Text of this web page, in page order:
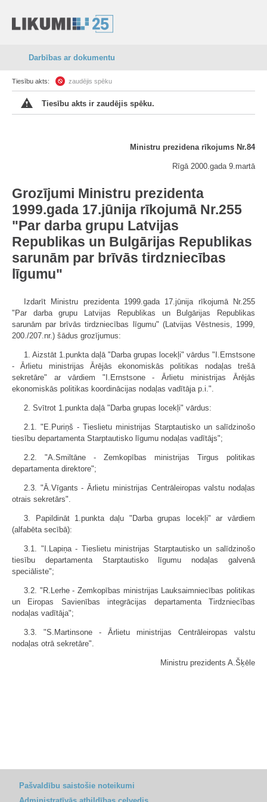
Darbības ar dokumentu
Tiesību akts: zaudējis spēku
Tiesību akts ir zaudējis spēku.
Ministru prezidena rīkojums Nr.84
Rīgā 2000.gada 9.martā
Grozījumi Ministru prezidenta
1999.gada 17.jūnija rīkojumā Nr.255
"Par darba grupu Latvijas
Republikas un Bulgārijas Republikas
sarunām par brīvās tirdzniecības
līgumu"
Izdarīt Ministru prezidenta 1999.gada 17.jūnija rīkojumā Nr.255
"Par darba grupu Latvijas Republikas un Bulgārijas Republikas
sarunām par brīvās tirdzniecības līgumu" (Latvijas Vēstnesis, 1999,
200./207.nr.) šādus grozījumus:
1. Aizstāt 1.punkta daļā "Darba grupas locekļi" vārdus "I.Ernstsone
- Ārlietu ministrijas Ārējās ekonomiskās politikas nodaļas trešā
sekretāre" ar vārdiem "I.Ernstsone - Ārlietu ministrijas Ārējās
ekonomiskās politikas koordinācijas nodaļas vadītāja p.i.".
2. Svītrot 1.punkta daļā "Darba grupas locekļi" vārdus:
2.1. "E.Puriņš - Tieslietu ministrijas Starptautisko un salīdzinošo
tiesību departamenta Starptautisko līgumu nodaļas vadītājs";
2.2. "A.Smiltāne - Zemkopības ministrijas Tirgus politikas
departamenta direktore";
2.3. "Ā.Vīgants - Ārlietu ministrijas Centrāleiropas valstu nodaļas
otrais sekretārs".
3. Papildināt 1.punkta daļu "Darba grupas locekļi" ar vārdiem
(alfabēta secībā):
3.1. "I.Lapiņa - Tieslietu ministrijas Starptautisko un salīdzinošo
tiesību departamenta Starptautisko līgumu nodaļas galvenā
speciāliste";
3.2. "R.Lerhe - Zemkopības ministrijas Lauksaimniecības politikas
un Eiropas Savienības integrācijas departamenta Tirdzniecības
nodaļas vadītāja";
3.3. "S.Martinsone - Ārlietu ministrijas Centrāleiropas valstu
nodaļas otrā sekretāre".
Ministru prezidents A.Šķēle
Pašvaldību saistošie noteikumi